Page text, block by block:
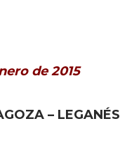
de 2015
– LEGANÉS